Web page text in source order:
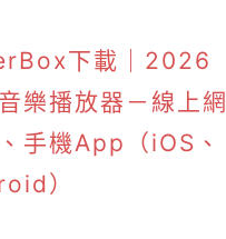
下載｜2026
樂播放器－線上網
手機App（iOS、
）